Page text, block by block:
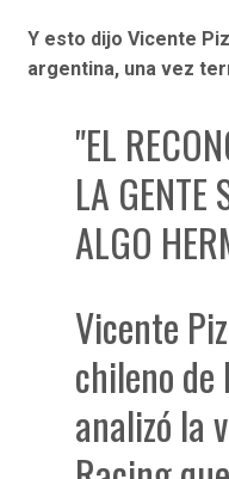
Y esto dijo Vicente
argentina, una vez
"EL
LA GENTE
ALGO
Vicente
chileno
analizó la